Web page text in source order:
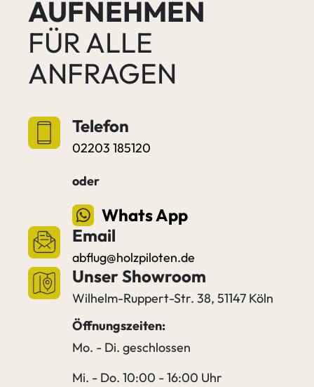
AUFNEHMEN
FÜR ALLE
ANFRAGEN
Telefon
02203 185120
oder
Whats App
Email
abflug@holzpiloten.de
Unser Showroom
Wilhelm-Ruppert-Str. 38, 51147 Köln
Öffnungszeiten:
Mo. - Di. geschlossen
Mi. - Do. 10:00 - 16:00 Uhr